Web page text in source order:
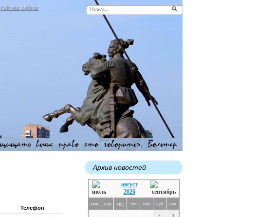
Рейтинг сайтов
Телефон
Архив новостей
август
2026
пон втр срд чет пят суб вск